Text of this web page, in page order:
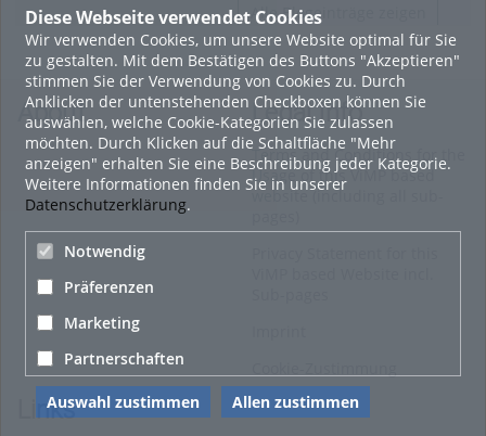
Diese Webseite verwendet Cookies
Wir verwenden Cookies, um unsere Website optimal für Sie
zu gestalten. Mit dem Bestätigen des Buttons "Akzeptieren"
stimmen Sie der Verwendung von Cookies zu. Durch
Anklicken der untenstehenden Checkboxen können Sie
auswählen, welche Cookie-Kategorien Sie zulassen
möchten. Durch Klicken auf die Schaltfläche "Mehr
anzeigen" erhalten Sie eine Beschreibung jeder Kategorie.
Weitere Informationen finden Sie in unserer
Datenschutzerklärung.
Notwendig
Präferenzen
Marketing
Partnerschaften
Auswahl zustimmen Allen zustimmen
Alle Blogeinträge zeigen
About Legal Info
Terms and Conditions for the
Usage of this ViMP based
website (including all sub-
Links